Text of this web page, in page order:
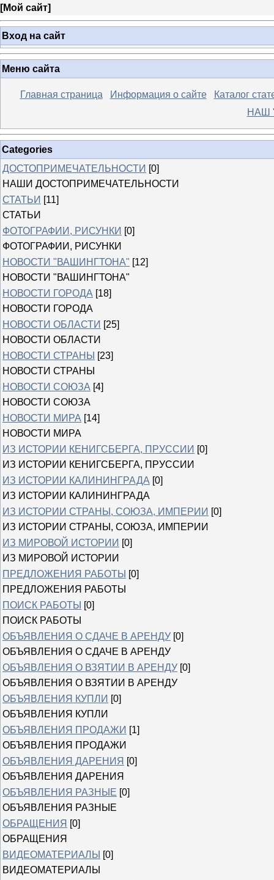
[Мой сайт]
Вход на сайт
Меню сайта
Главная страница Информация о сайте
Каталог
НАШ
Categories
ДОСТОПРИМЕЧАТЕЛЬНОСТИ [0]
НАШИ ДОСТОПРИМЕЧАТЕЛЬНОСТИ
СТАТЬИ [11]
СТАТЬИ
ФОТОГРАФИИ, РИСУНКИ [0]
ФОТОГРАФИИ, РИСУНКИ
НОВОСТИ "ВАШИНГТОНА" [12]
НОВОСТИ "ВАШИНГТОНА"
НОВОСТИ ГОРОДА [18]
НОВОСТИ ГОРОДА
НОВОСТИ ОБЛАСТИ [25]
НОВОСТИ ОБЛАСТИ
НОВОСТИ СТРАНЫ [23]
НОВОСТИ СТРАНЫ
НОВОСТИ СОЮЗА [4]
НОВОСТИ СОЮЗА
НОВОСТИ МИРА [14]
НОВОСТИ МИРА
ИЗ ИСТОРИИ КЕНИГСБЕРГА, ПРУССИИ [0]
ИЗ ИСТОРИИ КЕНИГСБЕРГА, ПРУССИИ
ИЗ ИСТОРИИ КАЛИНИНГРАДА [0]
ИЗ ИСТОРИИ КАЛИНИНГРАДА
ИЗ ИСТОРИИ СТРАНЫ, СОЮЗА, ИМПЕРИИ [0]
ИЗ ИСТОРИИ СТРАНЫ, СОЮЗА, ИМПЕРИИ
ИЗ МИРОВОЙ ИСТОРИИ [0]
ИЗ МИРОВОЙ ИСТОРИИ
ПРЕДЛОЖЕНИЯ РАБОТЫ [0]
ПРЕДЛОЖЕНИЯ РАБОТЫ
ПОИСК РАБОТЫ [0]
ПОИСК РАБОТЫ
ОБЪЯВЛЕНИЯ О СДАЧЕ В АРЕНДУ [0]
ОБЪЯВЛЕНИЯ О СДАЧЕ В АРЕНДУ
ОБЪЯВЛЕНИЯ О ВЗЯТИИ В АРЕНДУ [0]
ОБЪЯВЛЕНИЯ О ВЗЯТИИ В АРЕНДУ
ОБЪЯВЛЕНИЯ КУПЛИ [0]
ОБЪЯВЛЕНИЯ КУПЛИ
ОБЪЯВЛЕНИЯ ПРОДАЖИ [1]
ОБЪЯВЛЕНИЯ ПРОДАЖИ
ОБЪЯВЛЕНИЯ ДАРЕНИЯ [0]
ОБЪЯВЛЕНИЯ ДАРЕНИЯ
ОБЪЯВЛЕНИЯ РАЗНЫЕ [0]
ОБЪЯВЛЕНИЯ РАЗНЫЕ
ОБРАЩЕНИЯ [0]
ОБРАЩЕНИЯ
ВИДЕОМАТЕРИАЛЫ [0]
ВИДЕОМАТЕРИАЛЫ